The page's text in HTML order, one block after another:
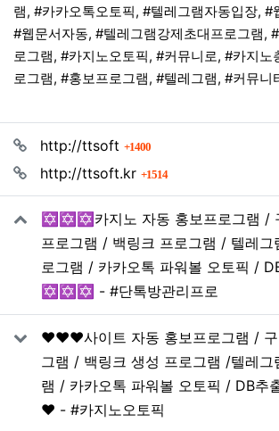
램, #카카오톡오토픽, #텔레그램자동입장, #
#웹문서자동, #텔레그램강제초대프로그램,
로그램, #카지노오토픽, #커뮤니로, #카지노
로그램, #홍보프로그램, #텔레그램, #커뮤니
http://ttsoft 1400회 연결
http://ttsoft.kr
1514회 연결
✡️✡️✡️카지노 자동 홍보프로그램 /
프로그램 / 백링크 프로그램 / 텔레그
로그램 / 카카오톡 파워볼 오토픽 /
✡️✡️✡️ - #단톡방관리프로
❤️❤️❤️사이트 자동 홍보프로그램 / 구
그램 / 백링크 생성 프로그램 /텔레그
램 / 카카오톡 파워볼 오토픽 / DB
❤️ - #카지노오토픽